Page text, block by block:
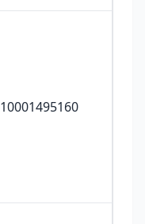
10001495160